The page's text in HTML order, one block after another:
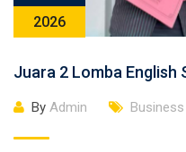
2026
Juara 2 Lomba English
By Admin Business